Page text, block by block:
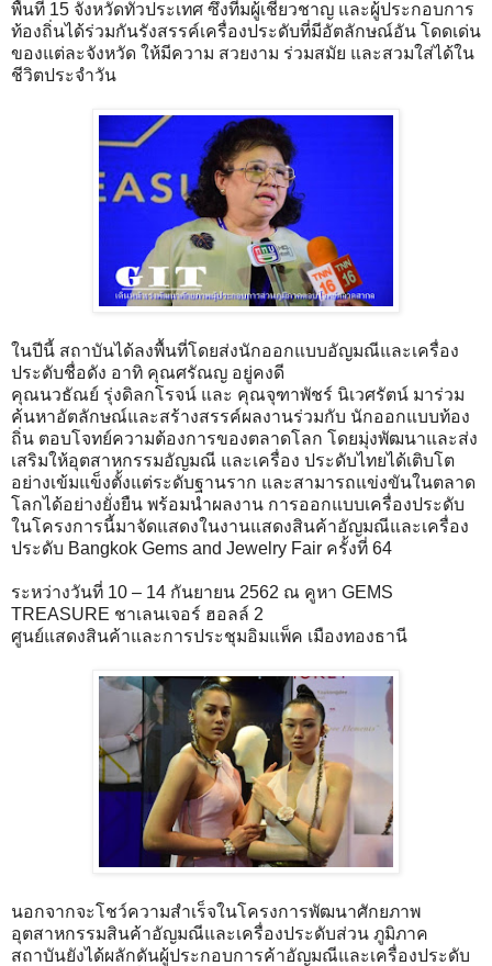
พื้นที่ 15 จังหวัดทั่วประเทศ ซึ่งทีมผู้เชี่ยวชาญ และผู้ประกอบการ
ท้องถิ่นได้ร่วมกันรังสรรค์เครื่องประดับที่มีอัตลักษณ์อัน โดดเด่น
ของแต่ละจังหวัด ให้มีความ สวยงาม ร่วมสมัย และสวมใส่ได้ใน
ชีวิตประจำวัน
ในปีนี้ สถาบันได้ลงพื้นที่โดยส่งนักออกแบบอัญมณีและเครื่อง
ประดับชื่อดัง อาทิ คุณศรัณญ อยู่คงดี
คุณนวธัณย์ รุ่งดิลกโรจน์ และ คุณจุฑาพัชร์ นิเวศรัตน์ มาร่วม
ค้นหาอัตลักษณ์และสร้างสรรค์ผลงานร่วมกับ นักออกแบบท้อง
ถิ่น ตอบโจทย์ความต้องการของตลาดโลก โดยมุ่งพัฒนาและส่ง
เสริมให้อุตสาหกรรมอัญมณี และเครื่อง ประดับไทยได้เติบโต
อย่างเข้มแข็งตั้งแต่ระดับฐานราก และสามารถแข่งขันในตลาด
โลกได้อย่างยั่งยืน พร้อมนำผลงาน การออกแบบเครื่องประดับ
ในโครงการนี้มาจัดแสดงในงานแสดงสินค้าอัญมณีและเครื่อง
ประดับ Bangkok Gems and Jewelry Fair ครั้งที่ 64
ระหว่างวันที่ 10 – 14 กันยายน 2562 ณ คูหา GEMS
TREASURE ชาเลนเจอร์ ฮอลล์ 2
ศูนย์แสดงสินค้าและการประชุมอิมแพ็ค เมืองทองธานี
นอกจากจะโชว์ความสำเร็จในโครงการพัฒนาศักยภาพ
อุตสาหกรรมสินค้าอัญมณีและเครื่องประดับส่วน ภูมิภาค
สถาบันยังได้ผลักดันผู้ประกอบการค้าอัญมณีและเครื่องประดับ